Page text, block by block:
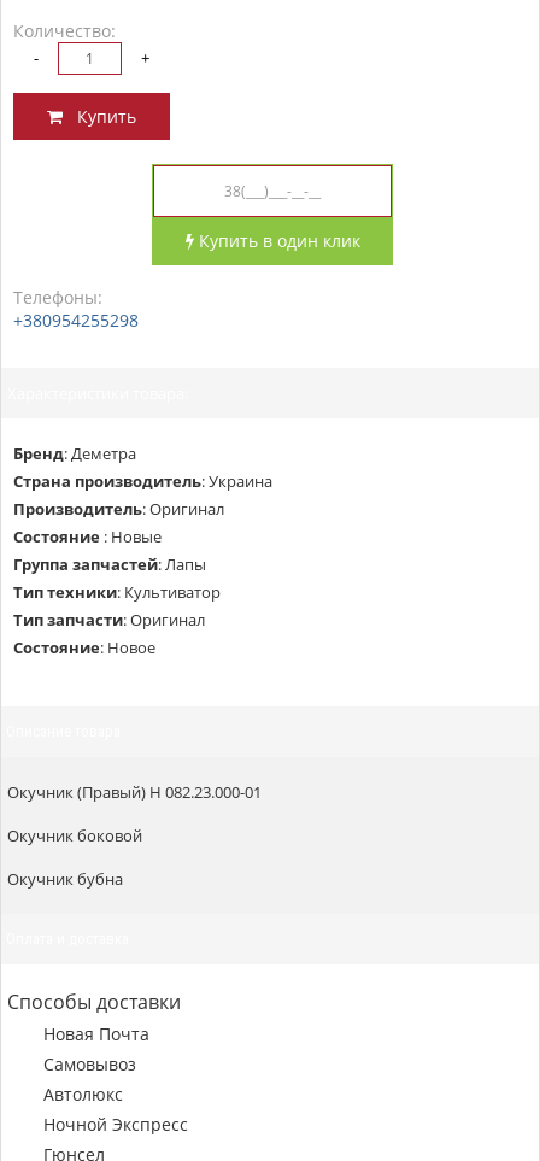
Количество:
- +
Купить
Купить в один клик
Телефоны:
+380954255298
Бренд: Деметра
Страна производитель:Украина
Производитель:Оригинал
Состояние : Новые
Группа запчастей: Лапы
Тип техники: Культиватор
Тип запчасти:Оригинал
Состояние: Новое
Окучник (Правый) Н 082.23.000-01
Окучник боковой
Окучник бубна
Способы доставки
Новая Почта
Самовывоз
Автолюкс
Ночной Экспресс
Гюнсел